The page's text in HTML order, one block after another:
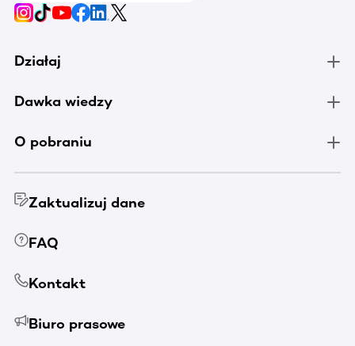
Działaj
Dawka wiedzy
O pobraniu
Zaktualizuj dane
FAQ
Kontakt
Biuro prasowe